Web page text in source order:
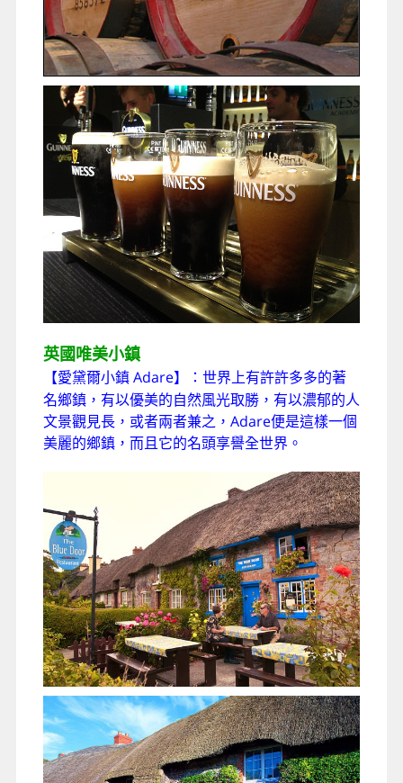
英國唯美小鎮
【愛黛爾小鎮 Adare】 ： 世界上有許許多多的著
名鄉鎮，有以優美的自然風光取勝，有以濃郁的人
文景觀見長，或者兩者兼之，Adare便是這樣一個
美麗的鄉鎮，而且它的名頭享譽全世界。